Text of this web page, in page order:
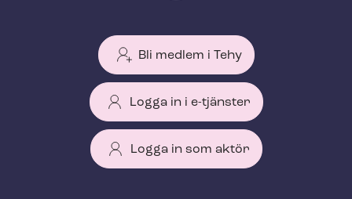
Bli medlem i Tehy
Logga in i e-tjänster
Logga in som aktör